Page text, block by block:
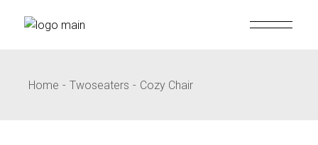
Home Twoseaters Cozy Chair